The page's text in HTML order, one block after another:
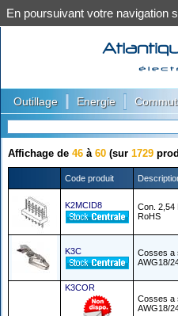
Outillage Energie
Affichage de 46 à 60 (sur 1729
Code produit
K2MCID8
Con. 2,54
RoHS
K3C
Cosses a
AWG18/
K3COR
Cosses a
AWG18/
En poursuivant votre